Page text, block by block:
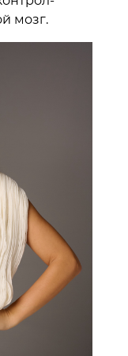
мозг.